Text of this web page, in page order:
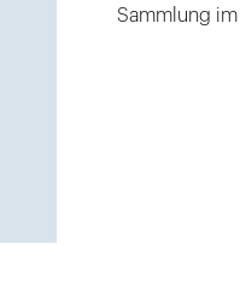
Sammlung im